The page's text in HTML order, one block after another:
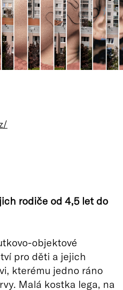
rodiče od 4,5 let do
objektové
pro děti a jejich
kterému jedno ráno
Malá kostka lega, na